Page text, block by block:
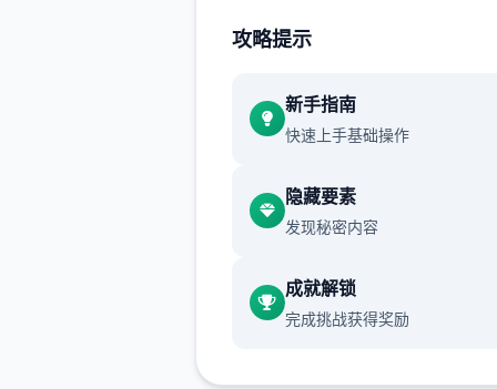
【正式版】素材包括：
主线&支线：15个大地图（5个
文案
攻略提示
新手指南
快速上手基础操作
隐藏要素
发现秘密内容
成就解锁
完成挑战获得奖励